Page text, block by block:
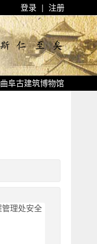
登录 | 注册
曲阜古建筑博物馆